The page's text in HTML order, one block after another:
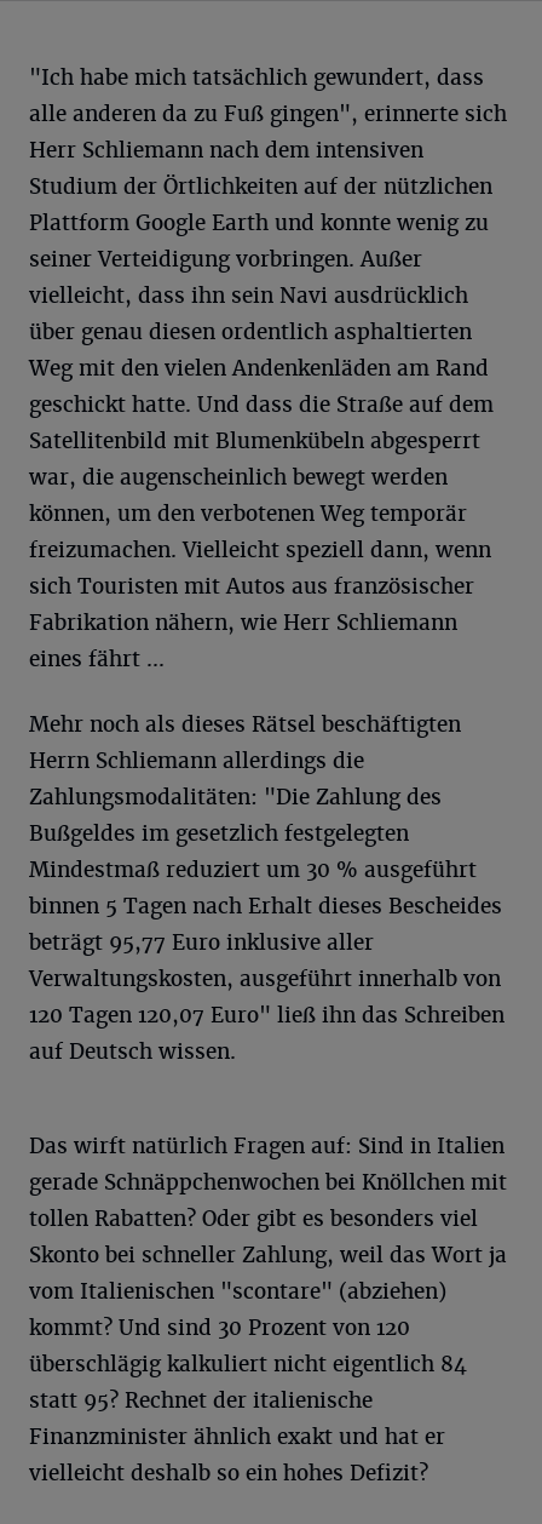
"Ich habe mich tatsächlich gewundert, dass
alle anderen da zu Fuß gingen", erinnerte sich
Herr Schliemann nach dem intensiven
Studium der Örtlichkeiten auf der nützlichen
Plattform Google Earth und konnte wenig zu
seiner Verteidigung vorbringen. Außer
vielleicht, dass ihn sein Navi ausdrücklich
über genau diesen ordentlich asphaltierten
Weg mit den vielen Andenkenläden am Rand
geschickt hatte. Und dass die Straße auf dem
Satellitenbild mit Blumenkübeln abgesperrt
war, die augenscheinlich bewegt werden
können, um den verbotenen Weg temporär
freizumachen. Vielleicht speziell dann, wenn
sich Touristen mit Autos aus französischer
Fabrikation nähern, wie Herr Schliemann
eines fährt ...
Mehr noch als dieses Rätsel beschäftigten
Herrn Schliemann allerdings die
Zahlungsmodalitäten: "Die Zahlung des
Bußgeldes im gesetzlich festgelegten
Mindestmaß reduziert um 30 % ausgeführt
binnen 5 Tagen nach Erhalt dieses Bescheides
beträgt 95,77 Euro inklusive aller
Verwaltungskosten, ausgeführt innerhalb von
120 Tagen 120,07 Euro" ließ ihn das Schreiben
auf Deutsch wissen.
Das wirft natürlich Fragen auf: Sind in Italien
gerade Schnäppchenwochen bei Knöllchen mit
tollen Rabatten? Oder gibt es besonders viel
Skonto bei schneller Zahlung, weil das Wort ja
vom Italienischen "scontare" (abziehen)
kommt? Und sind 30 Prozent von 120
überschlägig kalkuliert nicht eigentlich 84
statt 95? Rechnet der italienische
Finanzminister ähnlich exakt und hat er
vielleicht deshalb so ein hohes Defizit?